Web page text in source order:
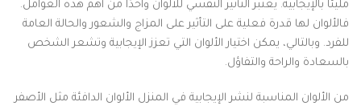
مليئًا بالإيجابية. يعتبر التأثير النفسي للألوان واحدًا من أهم هذه العوامل.
فالألوان لها قدرة فعلية على التأثير على المزاج والشعور والحالة العامة
للفرد. وبالتالي، يمكن اختيار الألوان التي تعزز الإيجابية وتشعر الشخص
بالسعادة والراحة والتفاؤل.
من الألوان المناسبة لنشر الإيجابية في المنزل الألوان الدافئة مثل الأصفر